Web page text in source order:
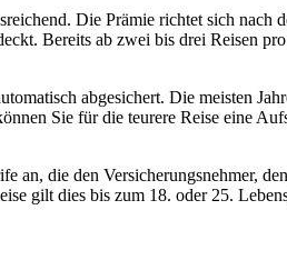
Die Prämie richtet sich nach
Bereits ab zwei bis drei Reisen
abgesichert. Die meisten
Sie für die teurere Reise eine
die den Versicherungsnehmer,
gilt dies bis zum 18. oder 25.